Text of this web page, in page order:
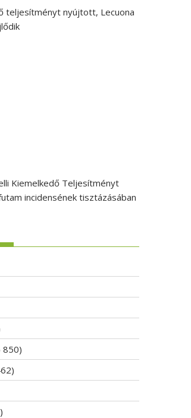
teljesítményt nyújtott, Lecuona
Kiemelkedő Teljesítményt
incidensének tisztázásában
850)